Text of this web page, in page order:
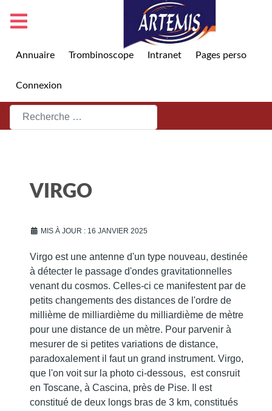
Annuaire Trombinoscope Intranet Pages perso
Connexion
Rechercher
VIRGO
MIS À JOUR : 16 JANVIER 2025
Virgo est une antenne d'un type nouveau, destinée
à détecter le passage d'ondes gravitationnelles
venant du cosmos. Celles-ci ce manifestent par de
petits changements des distances de l'ordre de
millième de milliardième du milliardième de mètre
pour une distance de un mètre. Pour parvenir à
mesurer de si petites variations de distance,
paradoxalement il faut un grand instrument. Virgo,
que l'on voit sur la photo ci-dessous, est consruit
en Toscane, à Cascina, près de Pise. Il est
constitué de deux longs bras de 3 km, constitués